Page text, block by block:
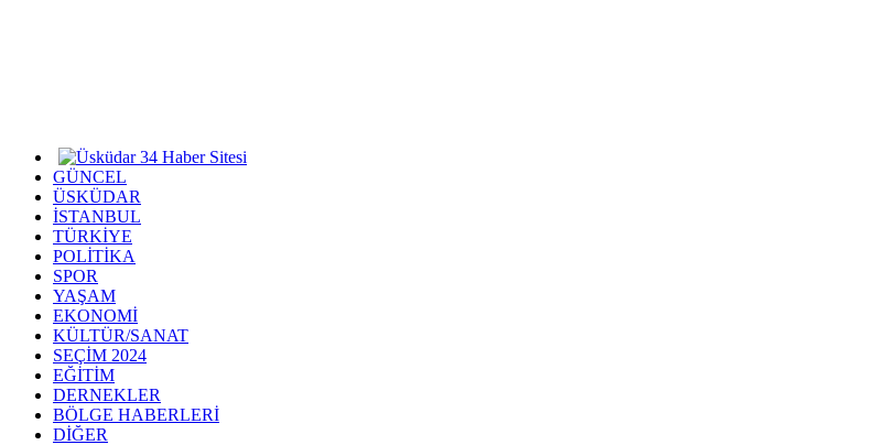
GÜNCEL
ÜSKÜDAR
İSTANBUL
TÜRKİYE
POLİTİKA
SPOR
YAŞAM
EKONOMİ
KÜLTÜR/SANAT
SEÇİM 2024
EĞİTİM
DERNEKLER
BÖLGE HABERLERİ
DİĞER